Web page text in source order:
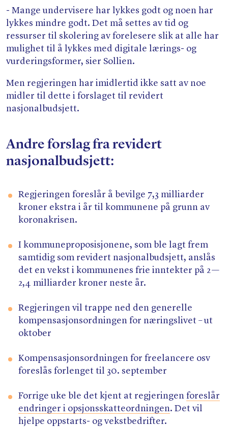
- Mange undervisere har lykkes godt og noen har
lykkes mindre godt. Det må settes av tid og
ressurser til skolering av forelesere slik at alle har
mulighet til å lykkes med digitale lærings- og
vurderingsformer, sier Sollien.
Men regjeringen har imidlertid ikke satt av noe
midler til dette i forslaget til revidert
nasjonalbudsjett.
Andre forslag fra revidert
nasjonalbudsjett:
Regjeringen foreslår å bevilge 7,3 milliarder
kroner ekstra i år til kommunene på grunn av
koronakrisen.
I kommuneproposisjonene, som ble lagt frem
samtidig som revidert nasjonalbudsjett, anslås
det en vekst i kommunenes frie inntekter på 2 —
2,4 milliarder kroner neste år.
Regjeringen vil trappe ned den generelle
kompensasjonsordningen for næringslivet – ut
oktober
Kompensasjonsordningen for freelancere osv
foreslås forlenget til 30. september
Forrige uke ble det kjent at regjeringen foreslår
endringer i opsjonsskatteordningen. Det vil
hjelpe oppstarts- og vekstbedrifter.